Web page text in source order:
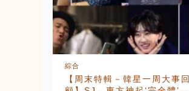
【周末特輯－韓星一周大事回
綜合